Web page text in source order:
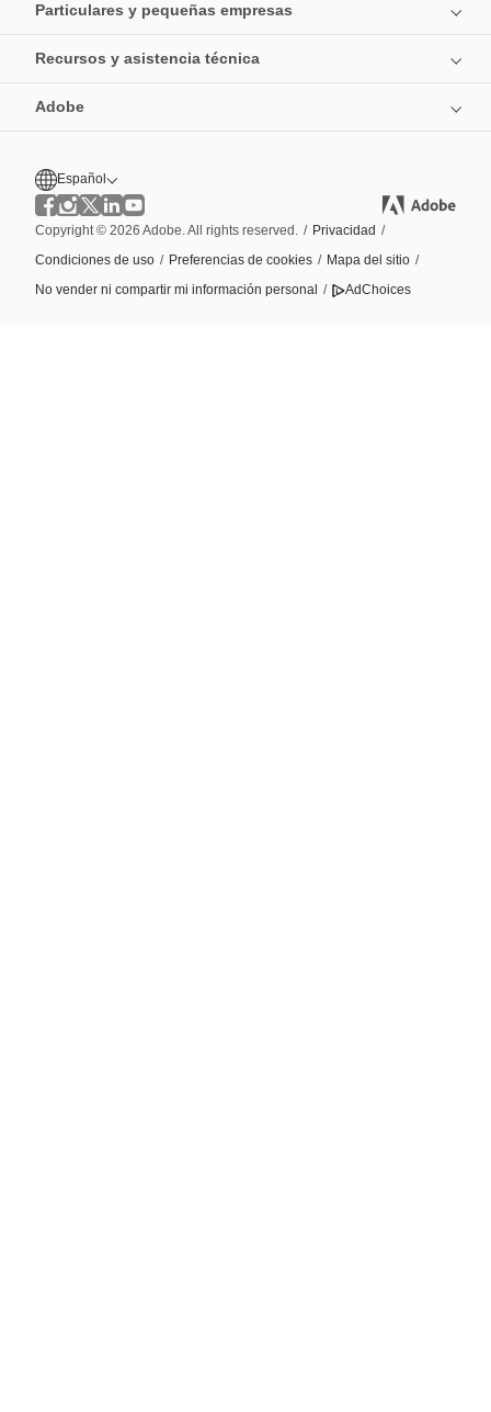
Particulares y pequeñas empresas
Recursos y asistencia técnica
Adobe
Español
Copyright © 2026 Adobe. All rights reserved. / Privacidad /
Condiciones de uso / Preferencias de cookies / Mapa del sitio /
No vender ni compartir mi información personal / AdChoices